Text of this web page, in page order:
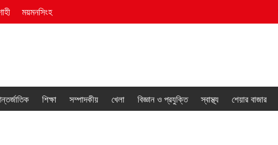
ময়মনসিংহ
শিক্ষা সম্পাদকীয় খেলা বিজ্ঞান ও প্রযুক্তি স্বাস্থ্য শেয়ার বাজার